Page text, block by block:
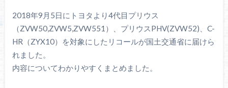
2018年9月5日にトヨタより4代目プリウス
（ZVW50,ZVW5,ZVW551）、プリウスPHV(ZVW52)、C-
HR（ZYX10）を対象にしたリコールが国土交通省に届けら
れました。
内容についてわかりやすくまとめました。